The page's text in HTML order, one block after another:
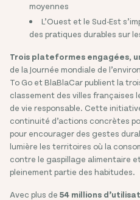
moyennes
L’Ouest et le Sud-Est
des pratiques durables sur
Trois plateformes engagées,
de la Journée mondiale de
To Go et BlaBlaCar publient la
classement des villes françaises
de vie responsable. Cette
continuité d’actions concrètes
pour encourager des gestes
lumière les territoires où la
contre le gaspillage alimentaire
pleinement partie des habitudes.
Avec plus de 54 millions